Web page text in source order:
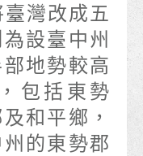
灣改成五
設臺中州
地勢較高
包括東勢
和平鄉，
的東勢郡